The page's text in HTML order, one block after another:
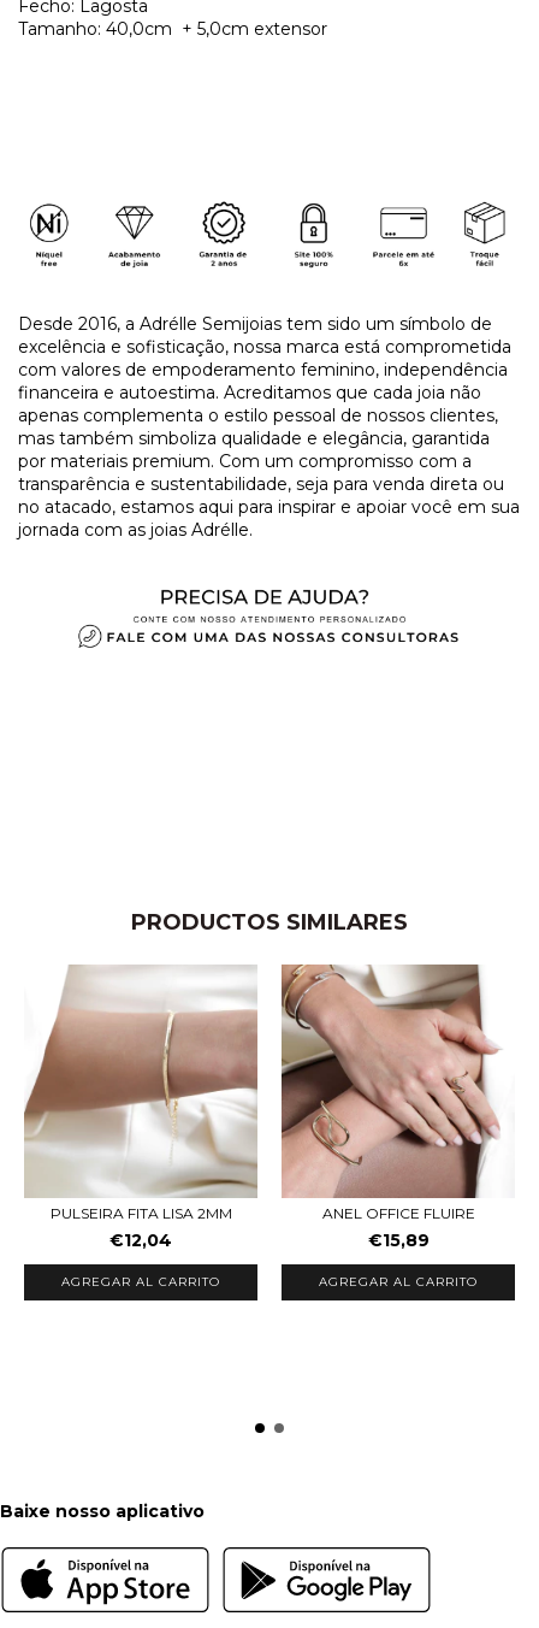
Fecho: Lagosta
Tamanho: 40,0cm + 5,0cm extensor
Desde 2016, a Adrélle Semijoias tem sido um símbolo de
excelência e sofisticação, nossa marca está comprometida
com valores de empoderamento feminino, independência
financeira e autoestima. Acreditamos que cada joia não
apenas complementa o estilo pessoal de nossos clientes,
mas também simboliza qualidade e elegância, garantida
por materiais premium. Com um compromisso com a
transparência e sustentabilidade, seja para venda direta ou
no atacado, estamos aqui para inspirar e apoiar você em sua
jornada com as joias Adrélle.
PRODUCTOS SIMILARES
PULSEIRA FITA LISA 2MM
€12,04
AGREGAR AL CARRITO
ANEL OFFICE FLUIRE
€15,89
AGREGAR AL CARRITO
Baixe nosso aplicativo